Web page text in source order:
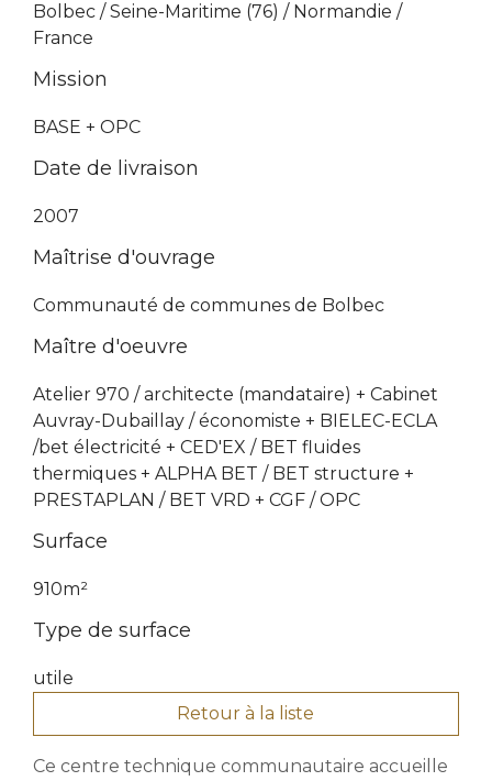
Bolbec / Seine-Maritime (76) / Normandie /
France
Mission
BASE + OPC
Date de livraison
2007
Maîtrise d'ouvrage
Communauté de communes de Bolbec
Maître d'oeuvre
Atelier 970 / architecte (mandataire) + Cabinet
Auvray-Dubaillay / économiste + BIELEC-ECLA
/bet électricité + CED'EX / BET fluides
thermiques + ALPHA BET / BET structure +
PRESTAPLAN / BET VRD + CGF / OPC
Surface
910m²
Type de surface
utile
Retour à la liste
Ce centre technique communautaire accueille